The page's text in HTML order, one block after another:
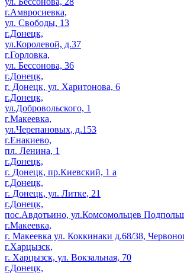
г.Амвросиевка,
ул. Свободы, 13
г.Донецк,
ул.Королевой, д.37
г.Горловка,
ул. Бессонова, 36
г.Донецк,
г. Донецк, ул. Харитонова, 6
г.Донецк,
ул.Добровольского, 1
г.Макеевка,
ул.Черепановых, д.153
г.Енакиево,
пл. Ленина, 1
г.Донецк,
г. Донецк, пр.Киевский, 1 а
г.Донецк,
г. Донецк, ул. Литке, 21
г.Донецк,
пос.Авдотьино, ул.Комсомольцев
г.Макеевка,
г. Макеевка ул. Коккинаки д.68/38,
г.Харцызск,
г. Харцызск, ул. Вокзальная, 70
г.Донецк,